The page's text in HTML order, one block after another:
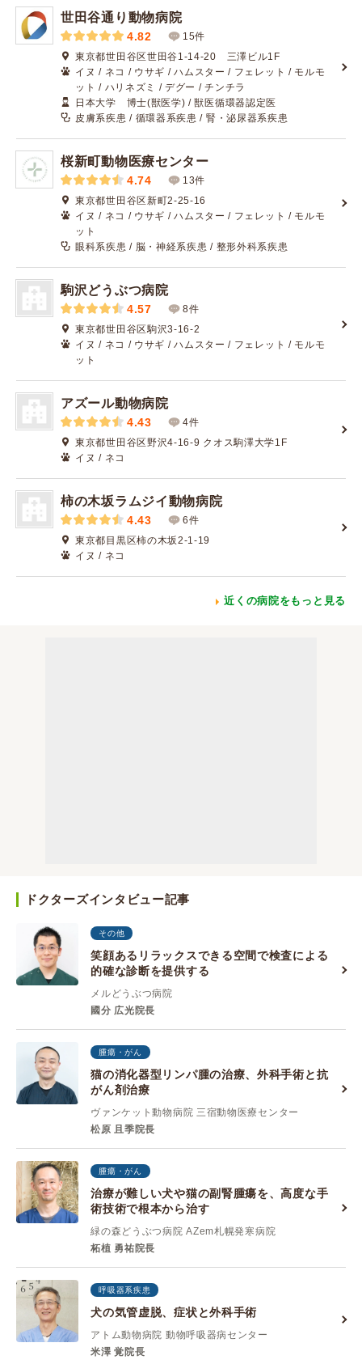
世田谷通り動物病院
4.82
15件
東京都世田谷区世田谷1-14-20 三澤ビル1F
イヌ / ネコ / ウサギ / ハムスター / フェレット / モルモ
ット / ハリネズミ / デグー / チンチラ
日本大学 博士(獣医学) / 獣医循環器認定医
皮膚系疾患 / 循環器系疾患 / 腎・泌尿器系疾患
桜新町動物医療センター
4.74
13件
東京都世田谷区新町2-25-16
イヌ / ネコ / ウサギ / ハムスター / フェレット / モルモ
ット
眼科系疾患 / 脳・神経系疾患 / 整形外科系疾患
駒沢どうぶつ病院
4.57
8件
東京都世田谷区駒沢3-16-2
イヌ / ネコ / ウサギ / ハムスター / フェレット / モルモ
ット
アズール動物病院
4.43
4件
東京都世田谷区野沢4-16-9 クオス駒澤大学1F
イヌ / ネコ
柿の木坂ラムジイ動物病院
4.43
6件
東京都目黒区柿の木坂2-1-19
イヌ / ネコ
近くの病院をもっと見る
ドクターズインタビュー記事
その他
笑顔あるリラックスできる空間で検査による
的確な診断を提供する
メルどうぶつ病院
國分 広光院長
腫瘍・がん
猫の消化器型リンパ腫の治療、外科手術と抗
がん剤治療
ヴァンケット動物病院 三宿動物医療センター
松原 且季院長
腫瘍・がん
治療が難しい犬や猫の副腎腫瘍を、高度な手
術技術で根本から治す
緑の森どうぶつ病院 AZem札幌発寒病院
柘植 勇祐院長
呼吸器系疾患
犬の気管虚脱、症状と外科手術
アトム動物病院 動物呼吸器病センター
米澤 覚院長